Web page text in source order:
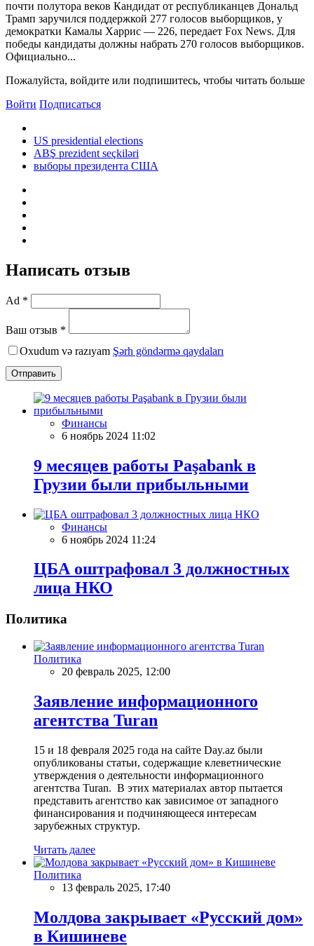
почти полутора веков Кандидат от республиканцев Дональд
Трамп заручился поддержкой 277 голосов выборщиков, у
демократки Камалы Харрис — 226, передает Fox News. Для
победы кандидаты должны набрать 270 голосов выборщиков.
Официально...
Пожалуйста, войдите или подпишитесь, чтобы читать больше
Войти Подписаться
US presidential elections
ABŞ prezident seçkiləri
выборы президента США
Написать отзыв
Ad *
Ваш отзыв *
Oxudum və razıyam Şərh göndərmə qaydaları
Отправить
Финансы
6 ноябрь 2024 11:02
9 месяцев работы Paşabank в
Грузии были прибыльными
Финансы
6 ноябрь 2024 11:24
ЦБА оштрафовал 3 должностных
лица НКО
Политика
Политика
20 февраль 2025, 12:00
Заявление информационного
агентства Turan
15 и 18 февраля 2025 года на сайте Day.az были
опубликованы статьи, содержащие клеветнические
утверждения о деятельности информационного
агентства Turan. В этих материалах автор пытается
представить агентство как зависимое от западного
финансирования и подчиняющееся интересам
зарубежных структур.
Читать далее
Политика
13 февраль 2025, 17:40
Молдова закрывает «Русский дом»
в Кишиневе